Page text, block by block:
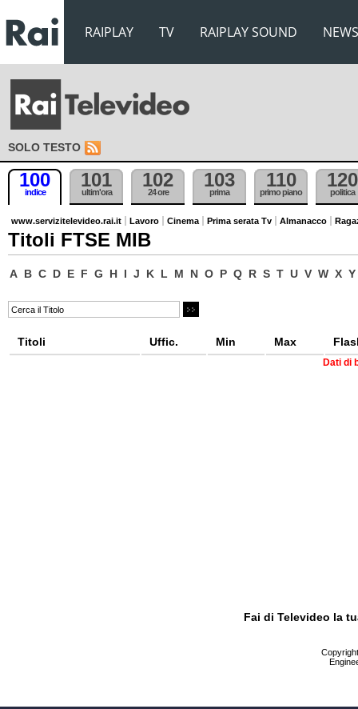
RAIPLAY TV RAIPLAY SOUND NEWS
SOLO TESTO
100
indice
101
ultim'ora
102
24 ore
103
prima
110
primo piano
120
politica
www.servizitelevideo.rai.it Lavoro Cinema Prima serata Tv Almanacco
Titoli FTSE MIB
A B C D E F G H I J K L M N O P Q R S T U V W X Y
Titoli Uffic. Min Max
Dati di
Fai di Televideo la